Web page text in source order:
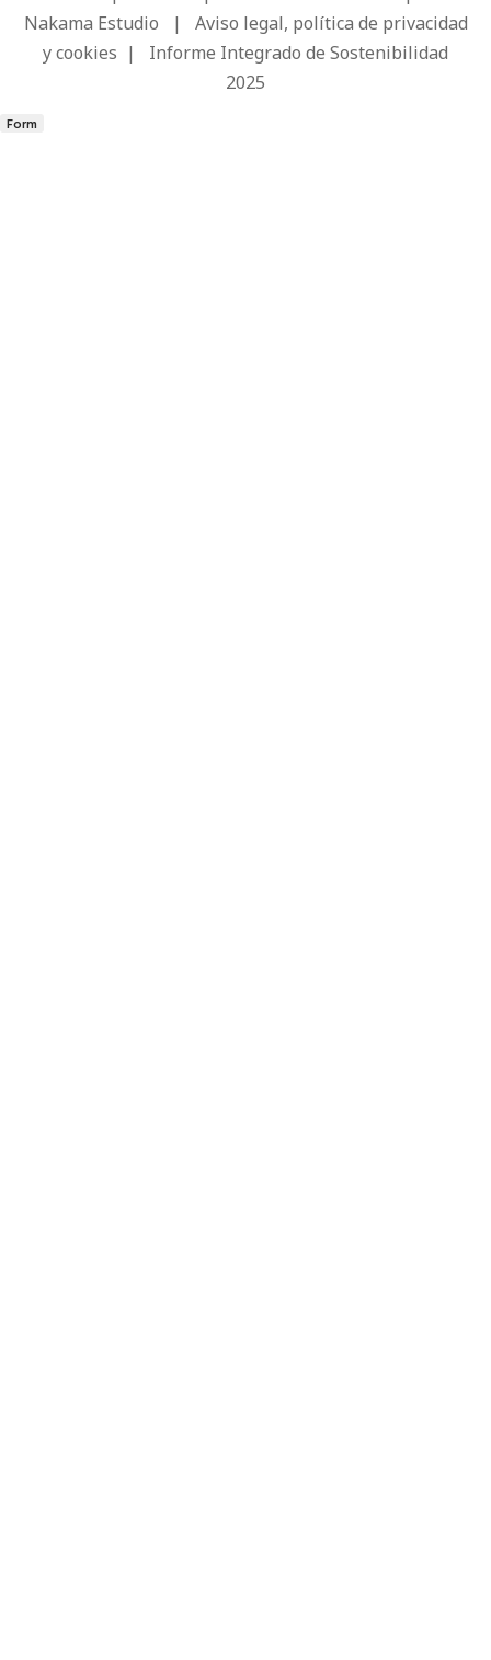
Nakama Estudio | Aviso legal, política de privacidad
y cookies | Informe Integrado de Sostenibilidad
2025
Form